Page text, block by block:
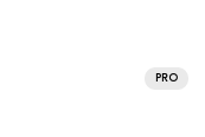
PRO